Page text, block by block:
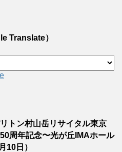
Translate）
リトン村山岳リサイタル東京
周年記念〜光が丘IMAホール
10日）